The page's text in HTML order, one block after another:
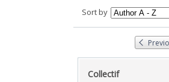
Sort by
‎Collectif‎